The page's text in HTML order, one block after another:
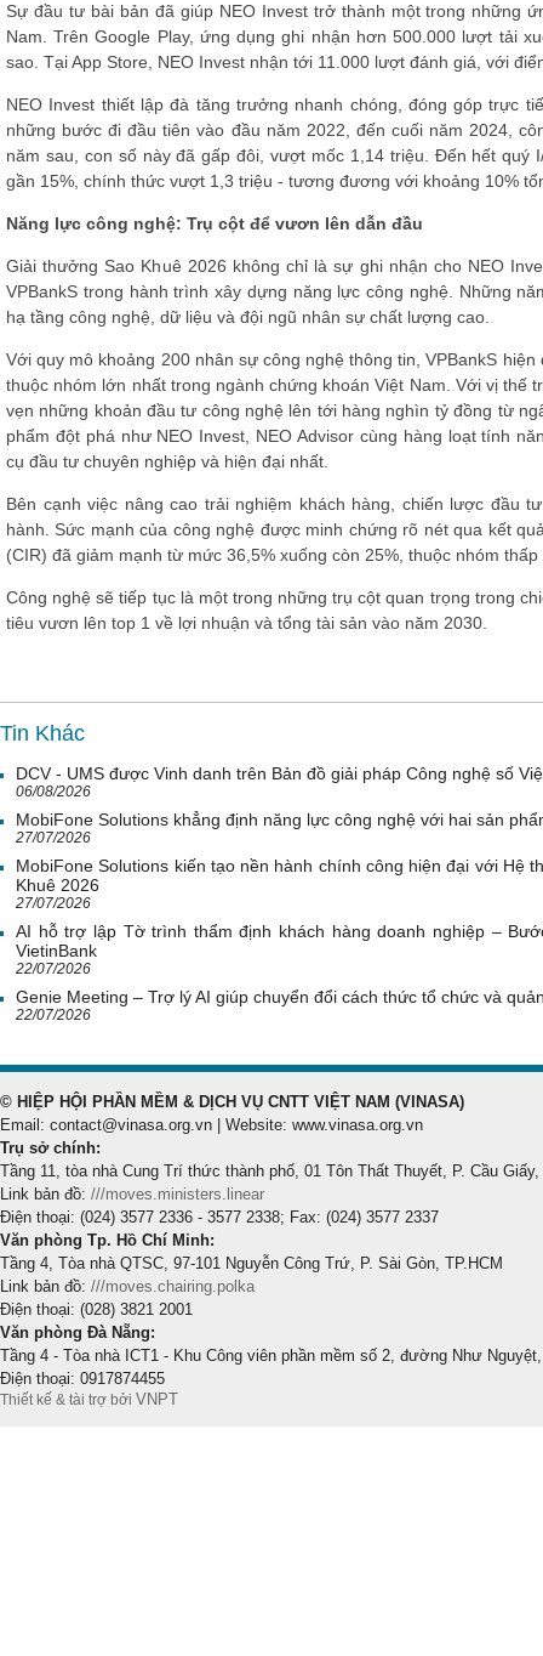
Sự đầu tư bài bản đã giúp NEO Invest trở thành một trong những
Nam. Trên Google Play, ứng dụng ghi nhận hơn 500.000 lượt tải
sao. Tại App Store, NEO Invest nhận tới 11.000 lượt đánh giá, với
NEO Invest thiết lập đà tăng trưởng nhanh chóng, đóng góp trực
những bước đi đầu tiên vào đầu năm 2022, đến cuối năm 2024,
năm sau, con số này đã gấp đôi, vượt mốc 1,14 triệu. Đến hết quý
gần 15%, chính thức vượt 1,3 triệu - tương đương với khoảng 10%
Năng lực công nghệ: Trụ cột để vươn lên dẫn đầu
Giải thưởng Sao Khuê 2026 không chỉ là sự ghi nhận cho NEO
VPBankS trong hành trình xây dựng năng lực công nghệ. Những
hạ tầng công nghệ, dữ liệu và đội ngũ nhân sự chất lượng cao.
Với quy mô khoảng 200 nhân sự công nghệ thông tin, VPBankS
thuộc nhóm lớn nhất trong ngành chứng khoán Việt Nam. Với vị thế
vẹn những khoản đầu tư công nghệ lên tới hàng nghìn tỷ đồng từ
phẩm đột phá như NEO Invest, NEO Advisor cùng hàng loạt tính
cụ đầu tư chuyên nghiệp và hiện đại nhất.
Bên cạnh việc nâng cao trải nghiệm khách hàng, chiến lược đầu
hành. Sức mạnh của công nghệ được minh chứng rõ nét qua kết
(CIR) đã giảm mạnh từ mức 36,5% xuống còn 25%, thuộc nhóm
Công nghệ sẽ tiếp tục là một trong những trụ cột quan trọng trong
tiêu vươn lên top 1 về lợi nhuận và tổng tài sản vào năm 2030.
Tin Khác
DCV - UMS được Vinh danh trên Bản đồ giải pháp Công nghệ số
06/08/2026
MobiFone Solutions khẳng định năng lực công nghệ với hai sản
27/07/2026
MobiFone Solutions kiến tạo nền hành chính công hiện đại với Hệ
Khuê 2026
27/07/2026
AI hỗ trợ lập Tờ trình thẩm định khách hàng doanh nghiệp –
VietinBank
22/07/2026
Genie Meeting – Trợ lý AI giúp chuyển đổi cách thức tổ chức và
22/07/2026
© HIỆP HỘI PHẦN MỀM & DỊCH VỤ CNTT VIỆT NAM (VINASA)
Email: contact@vinasa.org.vn | Website: www.vinasa.org.vn
Trụ sở chính:
Tầng 11, tòa nhà Cung Trí thức thành phố, 01 Tôn Thất Thuyết, P. Cầu Giấy,
Link bản đồ: ///moves.ministers.linear
Điện thoại: (024) 3577 2336 - 3577 2338; Fax: (024) 3577 2337
Văn phòng Tp. Hồ Chí Minh:
Tầng 4, Tòa nhà QTSC, 97-101 Nguyễn Công Trứ, P. Sài Gòn, TP.HCM
Link bản đồ: ///moves.chairing.polka
Điện thoại: (028) 3821 2001
Văn phòng Đà Nẵng:
Tầng 4 - Tòa nhà ICT1 - Khu Công viên phần mềm số 2, đường Như
Điện thoại: 0917874455
Thiết kế & tài trợ bởi VNPT